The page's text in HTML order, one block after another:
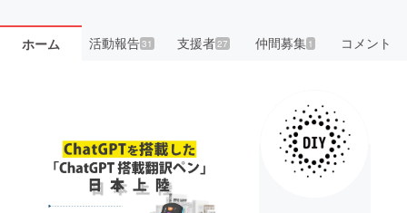
ホーム 活動報告31 支援者 27 仲間募集 1 コメント